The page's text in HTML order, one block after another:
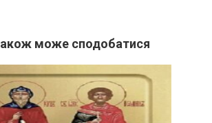
може сподобатися